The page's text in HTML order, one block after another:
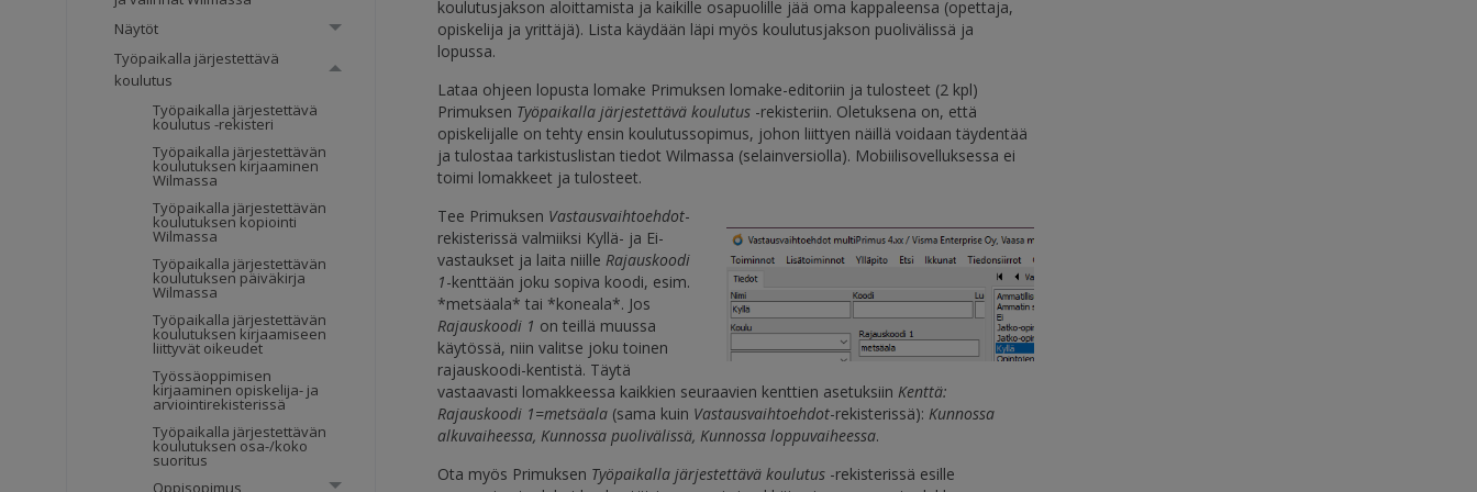
Näytöt
Työpaikalla järjestettävä
koulutus
Työpaikalla järjestettävä
koulutus -rekisteri
Työpaikalla järjestettävän
koulutuksen kirjaaminen
Wilmassa
Työpaikalla järjestettävän
koulutuksen kopiointi
Wilmassa
Työpaikalla järjestettävän
koulutuksen päiväkirja
Wilmassa
Työpaikalla järjestettävän
koulutuksen kirjaamiseen
liittyvät oikeudet
Työssäoppimisen
kirjaaminen opiskelija- ja
arviointirekisterissä
Työpaikalla järjestettävän
koulutuksen osa-/koko
suoritus
Oppisopimus
koulutusjakson aloittamista ja kaikille osapuolille jää oma kappaleensa (opettaja,
opiskelija ja yrittäjä). Lista käydään läpi myös koulutusjakson puolivälissä ja
lopussa.
Lataa ohjeen lopusta lomake Primuksen lomake-editoriin ja tulosteet (2 kpl)
Primuksen Työpaikalla järjestettävä koulutus -rekisteriin. Oletuksena on, että
opiskelijalle on tehty ensin koulutussopimus, johon liittyen näillä voidaan täydentää
ja tulostaa tarkistuslistan tiedot Wilmassa (selainversiolla). Mobiilisovelluksessa ei
toimi lomakkeet ja tulosteet.
Tee Primuksen Vastausvaihtoehdot-
rekisterissä valmiiksi Kyllä- ja Ei-
vastaukset ja laita niille Rajauskoodi
1-kenttään joku sopiva koodi, esim.
*metsäala* tai *koneala*. Jos
Rajauskoodi 1 on teillä muussa
käytössä, niin valitse joku toinen
rajauskoodi-kentistä. Täytä
vastaavasti lomakkeessa kaikkien seuraavien kenttien asetuksiin Kenttä:
Rajauskoodi 1=metsäala (sama kuin Vastausvaihtoehdot-rekisterissä): Kunnossa
alkuvaiheessa, Kunnossa puolivälissä, Kunnossa loppuvaiheessa.
Ota myös Primuksen Työpaikalla järjestettävä koulutus -rekisterissä esille